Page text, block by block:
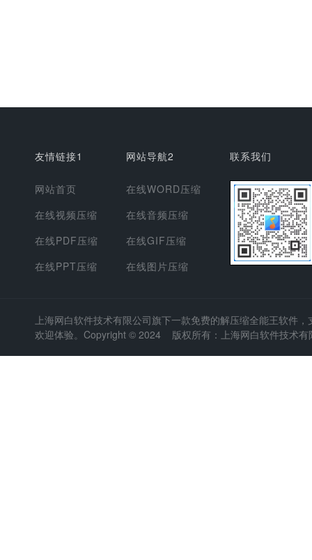
友情链接1
网站首页
在线视频压缩
在线PDF压缩
在线PPT压缩
网站导航2
在线WORD压缩
在线音频压缩
在线GIF压缩
在线图片压缩
联系我们
上海网白软件技术有限公司旗下一款免费的解压缩全能王软件
欢迎体验。Copyright © 2024 版权所有：上海网白软件技术